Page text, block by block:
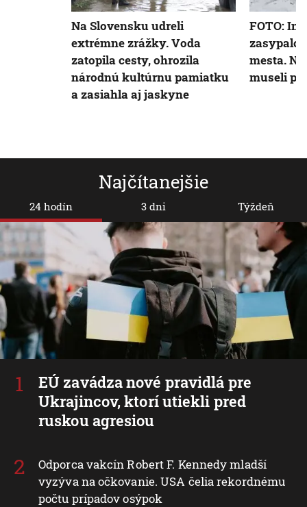
Najčítanejšie
24 hodín
EÚ zavádza nové pravidlá pre
Ukrajincov, ktorí utiekli pred
ruskou agresiou
Odporca vakcín Robert F. Kennedy mladší
vyzýva na očkovanie. USA čelia rekordnému
počtu prípadov osýpok
3 dni Týždeň
Na Slovensku udreli
extrémne zrážky. Voda
zatopila cesty, ohrozila
národnú kultúrnu pamiatku
a zasiahla aj jaskyne
FOTO:
zasypalo
mesta.
museli